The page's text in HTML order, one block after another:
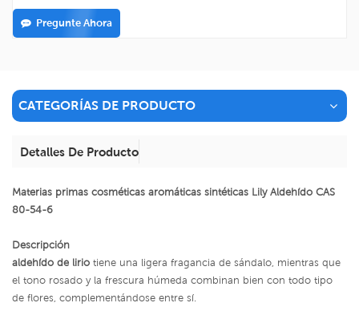
Pregunte Ahora
CATEGORÍAS DE PRODUCTO
Detalles De Producto
Materias primas cosméticas aromáticas sintéticas Lily Aldehído CAS
80-54-6
Descripción
aldehído de lirio tiene una ligera fragancia de sándalo, mientras que
el tono rosado y la frescura húmeda combinan bien con todo tipo
de flores, complementándose entre sí.